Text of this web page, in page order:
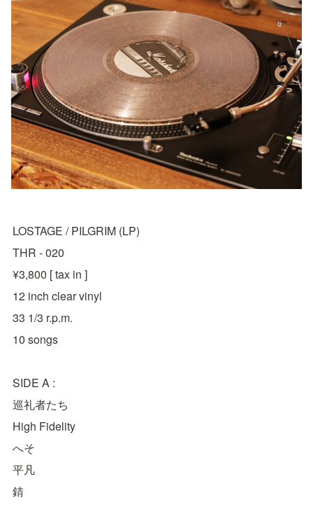
LOSTAGE / PILGRIM (LP)
THR - 020
¥3,800 [ tax in ]
12 inch clear vinyl
33 1/3 r.p.m.
10 songs
SIDE A :
巡礼者たち
High Fidelity
へそ
平凡
錆